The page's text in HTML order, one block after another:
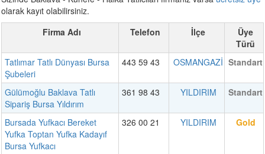
olarak kayıt olabilirsiniz.
Firma Adı
Telefon İlçe
Üye
Türü
Tatlımar Tatlı Dünyası Bursa
Şubeleri
443 59 43 OSMANGAZİ Standart
Gülümoğlu Baklava Tatlı
Sipariş Bursa Yıldırım
361 98 43 YILDIRIM Standart
Bursada Yufkacı Bereket
Yufka Toptan Yufka Kadayıf
Bursa Yufkacı
326 00 21 YILDIRIM Gold